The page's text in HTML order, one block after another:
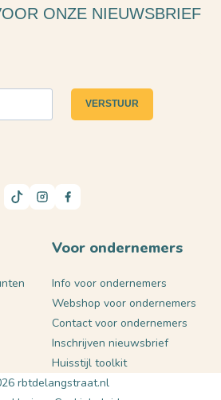
ONZE NIEUWSBRIEF
VERSTUUR
Voor ondernemers
Info voor ondernemers
Webshop voor ondernemers
Contact voor ondernemers
Inschrijven nieuwsbrief
Huisstijl toolkit
rbtdelangstraat.nl